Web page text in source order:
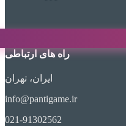
راه های ارتباطی
ایران، تهران
info@pantigame.ir
021-91302562